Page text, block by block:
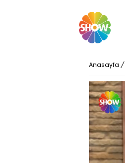
Anasayfa /